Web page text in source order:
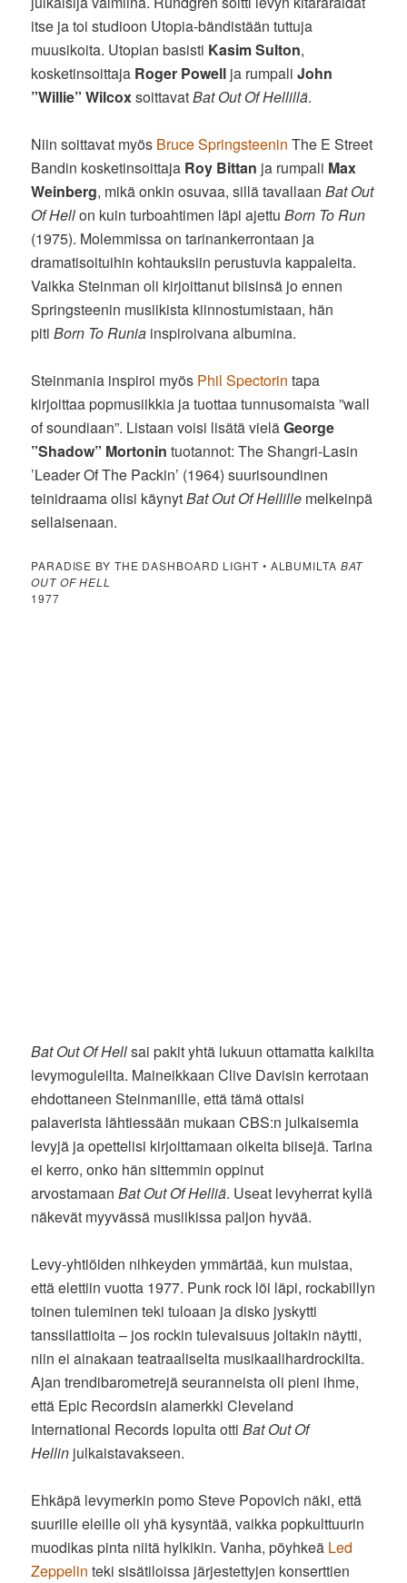
itse ja toi studioon Utopia-bändistään tuttuja
muusikoita. Utopian basisti Kasim Sulton,
kosketinsoittaja Roger Powell ja rumpaliJohn
”Willie” WilcoxsoittavatBat Out Of Hellillä.
Niin soittavat myös Bruce Springsteenin The E Street
Bandin kosketinsoittaja Roy Bittan ja rumpali Max
Weinberg, mikä onkin osuvaa, sillä tavallaanBat Out
Of Hellon kuin turboahtimen läpi ajettuBorn To Run
(1975). Molemmissa on tarinankerrontaan ja
dramatisoituihin kohtauksiin perustuvia kappaleita.
Vaikka Steinman oli kirjoittanut biisinsä jo ennen
Springsteenin musiikista kiinnostumistaan, hän
pitiBorn To Runia inspiroivana albumina.
Steinmania inspiroi myös Phil Spectorin tapa
kirjoittaa popmusiikkia ja tuottaa tunnusomaista ”wall
of soundiaan”. Listaan voisi lisätä vieläGeorge
”Shadow” Mortonin tuotannot: The Shangri-Lasin
’Leader Of The Packin’ (1964) suurisoundinen
teinidraama olisi käynytBat Out Of Hellille melkeinpä
sellaisenaan.
PARADISE BY THE DASHBOARD LIGHT • ALBUMILTA BAT
OUT OF HELL
1977
Bat Out Of Hellsai pakit yhtä lukuun ottamatta kaikilta
levymoguleilta. Maineikkaan Clive Davisin kerrotaan
ehdottaneen Steinmanille, että tämä ottaisi
palaverista lähtiessään mukaan CBS:n julkaisemia
levyjä ja opettelisi kirjoittamaan oikeita biisejä. Tarina
ei kerro, onko hän sittemmin oppinut
arvostamaanBat Out Of Helliä. Useat levyherrat kyllä
näkevät myyvässä musiikissa paljon hyvää.
Levy-yhtiöiden nihkeyden ymmärtää, kun muistaa,
että elettiin vuotta 1977. Punk rock löi läpi, rockabillyn
toinen tuleminen teki tuloaan ja disko jyskytti
tanssilattioita – jos rockin tulevaisuus joltakin näytti,
niin ei ainakaan teatraaliselta musikaalihardrockilta.
Ajan trendibarometrejä seuranneista oli pieni ihme,
että Epic Recordsin alamerkki Cleveland
International Records lopulta ottiBat Out Of
Hellin julkaistavakseen.
Ehkäpä levymerkin pomo Steve Popovich näki, että
suurille eleille oli yhä kysyntää, vaikka popkulttuurin
muodikas pinta niitä hylkikin. Vanha, pöyhkeä Led
Zeppelin teki sisätiloissa järjestettyjen konserttien